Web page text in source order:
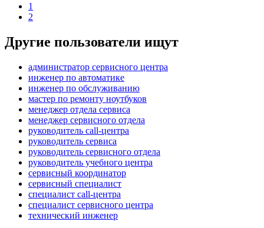
1
2
Другие пользователи ищут
администратор сервисного центра
инженер по автоматике
инженер по обслуживанию
мастер по ремонту ноутбуков
менеджер отдела сервиса
менеджер сервисного отдела
руководитель call-центра
руководитель сервиса
руководитель сервисного отдела
руководитель учебного центра
сервисный координатор
сервисный специалист
специалист call-центра
специалист сервисного центра
технический инженер